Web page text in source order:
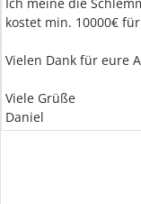
kostet min. 10000€
Vielen Dank für eure
Viele Grüße
Daniel